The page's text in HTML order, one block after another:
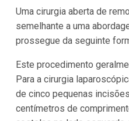
Uma cirurgia aberta de
semelhante a uma
prossegue da seguinte
Este procedimento
Para a cirurgia
de cinco pequenas
centímetros de